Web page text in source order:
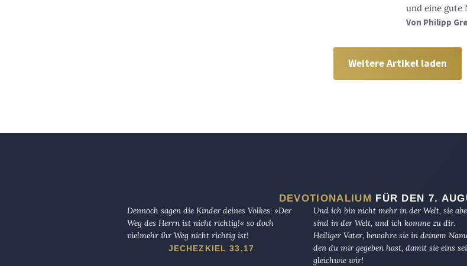
und eine gute
Von Philipp
Weitere Artikel laden
DEVOTIONALIUM FÜR DEN 7.
Dennoch sagen die Kinder deines Volkes: »Der
Weg des Herrn ist nicht richtig!« so doch
vielmehr ihr Weg nicht richtig ist!
JECHEZKIEL 33,17
Und ich bin nicht mehr in der Welt, sie
sind in der Welt, und ich komme zu dir.
Heiliger Vater, bewahre sie in deinem
den du mir gegeben hast, damit sie eins
gleichwie wir!